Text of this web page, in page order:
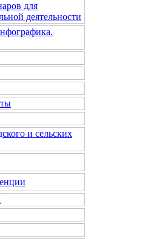
для
деятельности
и сельских